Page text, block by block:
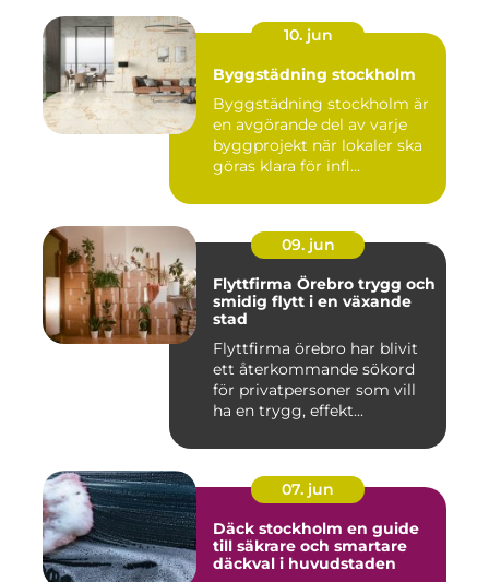
10. jun
Byggstädning stockholm
Byggstädning stockholm är
en avgörande del av varje
byggprojekt när lokaler ska
göras klara för infl...
09. jun
Flyttfirma Örebro trygg och
smidig flytt i en växande
stad
Flyttfirma örebro har blivit
ett återkommande sökord
för privatpersoner som vill
ha en trygg, effekt...
07. jun
Däck stockholm en guide
till säkrare och smartare
däckval i huvudstaden